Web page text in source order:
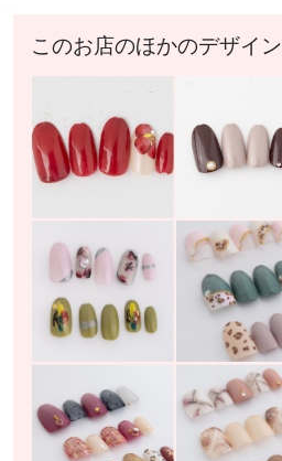
このお店のほかのデザイン